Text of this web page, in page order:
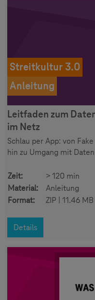
Streitkultur 3.0
Anleitung
Leitfaden zum
im Netz
Schlau per App: von
hin zu Umgang mit
Zeit:
> 120 min
Material:
Anleitung
Format:
ZIP | 11.46 MB
Details